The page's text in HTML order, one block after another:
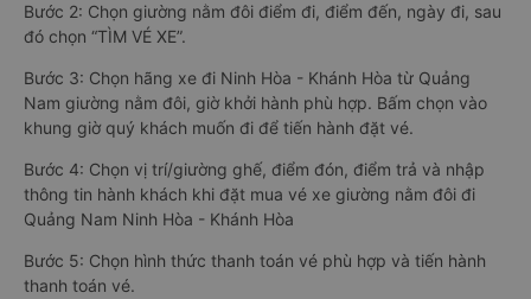
Bước 2: Chọn giường nằm đôi điểm đi, điểm đến, ngày đi, sau
đó chọn “TÌM VÉ XE”.
Bước 3: Chọn hãng xe đi Ninh Hòa - Khánh Hòa từ Quảng
Nam giường nằm đôi, giờ khởi hành phù hợp. Bấm chọn vào
khung giờ quý khách muốn đi để tiến hành đặt vé.
Bước 4: Chọn vị trí/giường ghế, điểm đón, điểm trả và nhập
thông tin hành khách khi đặt mua vé xe giường nằm đôi đi
Quảng Nam Ninh Hòa - Khánh Hòa
Bước 5: Chọn hình thức thanh toán vé phù hợp và tiến hành
thanh toán vé.